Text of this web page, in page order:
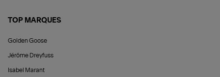
TOP MARQUES
Golden Goose
Jérôme Dreyfuss
Isabel Marant